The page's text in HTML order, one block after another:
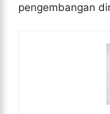
pengembangan